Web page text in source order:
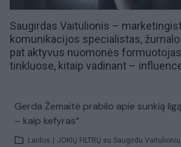
Saugirdas Vaitulionis –
komunikacijos specialistas,
pat aktyvus nuomonės formuotojas
tinkluose, kitaip vadinant –
Gerda Žemaitė prabilo apie sunkią
– kaip kefyras“
Laidos | JOKIŲ FILTRŲ su Saugirdu Vaitulioniu